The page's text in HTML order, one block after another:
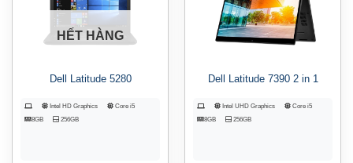
HẾT HÀNG
Dell Latitude 5280
Intel HD Graphics
Core i5
8GB
256GB
Dell Latitude 7390 2 in 1
Intel UHD Graphics
Core i5
8GB
256GB